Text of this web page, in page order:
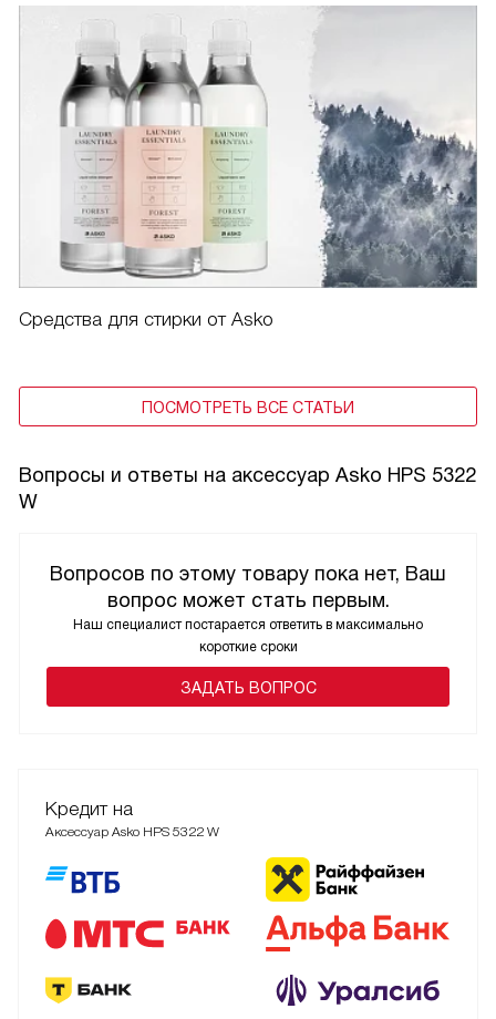
Средства для стирки от Asko
ПОСМОТРЕТЬ ВСЕ СТАТЬИ
Вопросы и ответы на аксессуар Asko HPS 5322
W
Вопросов по этому товару пока нет, Ваш
вопрос может стать первым.
Наш специалист постарается ответить в максимально
короткие сроки
ЗАДАТЬ ВОПРОС
Кредит на
Аксессуар Asko HPS 5322 W